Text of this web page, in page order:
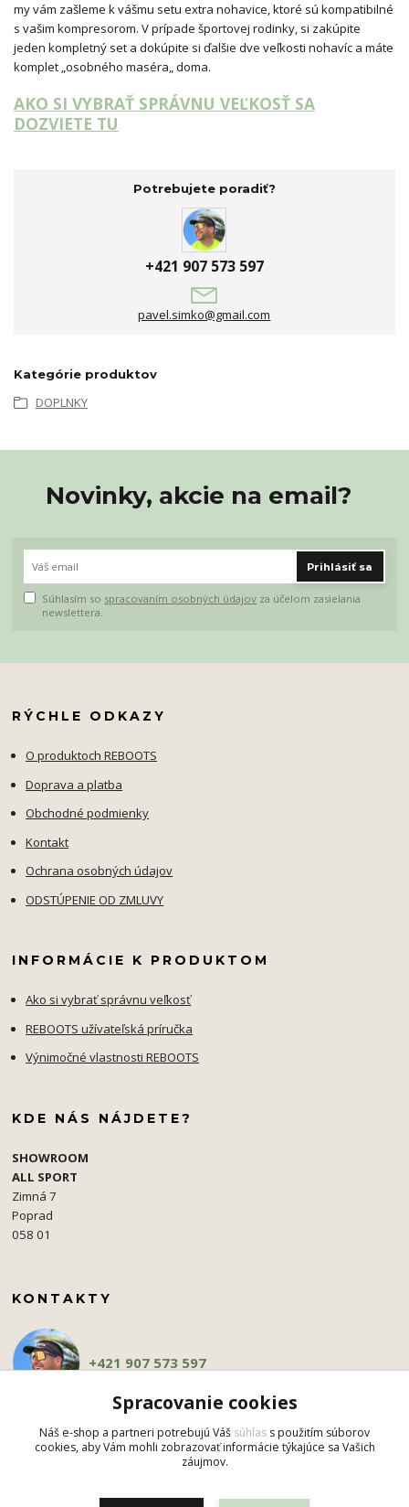
my vám zašleme k vášmu setu extra nohavice, ktoré sú kompatibilné
s vašim kompresorom. V prípade športovej rodinky, si zakúpite
jeden kompletný set a dokúpite si ďalšie dve veľkosti nohavíc a máte
komplet „osobného maséra„ doma.
AKO SI VYBRAŤ SPRÁVNU VEĽKOSŤ SA
DOZVIETE TU
Potrebujete poradiť?
+421 907 573 597
pavel.simko@gmail.com
Kategórie produktov
DOPLNKY
Novinky, akcie na email?
Prihlásiť sa
Súhlasím so spracovaním osobných údajov za účelom zasielania
newslettera.
RÝCHLE ODKAZY
O produktoch REBOOTS
Doprava a platba
Obchodné podmienky
Kontakt
Ochrana osobných údajov
ODSTÚPENIE OD ZMLUVY
INFORMÁCIE K PRODUKTOM
Ako si vybrať správnu veľkosť
REBOOTS užívateľská príručka
Výnimočné vlastnosti REBOOTS
KDE NÁS NÁJDETE?
SHOWROOM
ALL SPORT
Zimná 7
Poprad
058 01
KONTAKTY
+421 907 573 597
pavel.simko@gmail.com
Spracovanie cookies
Náš e-shop a partneri potrebujú Váš súhlas s použitím súborov
cookies, aby Vám mohli zobrazovať informácie týkajúce sa Vašich
záujmov.